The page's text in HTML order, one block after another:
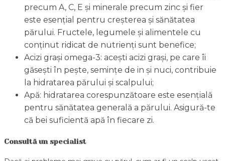
precum A, C, E și minerale precum zinc și fier
este esențial pentru creșterea și sănătatea
părului. Fructele, legumele și alimentele cu
conținut ridicat de nutrienți sunt benefice;
Acizi grași omega-3: acești acizi grași, pe care îi
găsești în pește, semințe de in și nuci, contribuie
la hidratarea părului și scalpului;
Apă: hidratarea corespunzătoare este esențială
pentru sănătatea generală a părului. Asigură-te
că bei suficientă apă în fiecare zi.
Consultă un specialist